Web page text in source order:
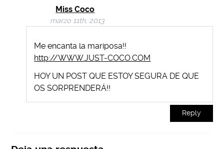
Miss Coco
marzo 11th, 2013
Me encanta la mariposa!!
http://WWW.JUST-COCO.COM
HOY UN POST QUE ESTOY SEGURA DE QUE
OS SORPRENDERÁ!!
Reply